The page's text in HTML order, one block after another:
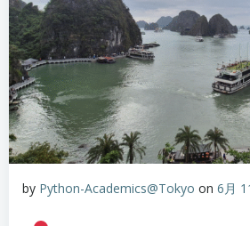
by Python-Academics@Tokyo on 6月